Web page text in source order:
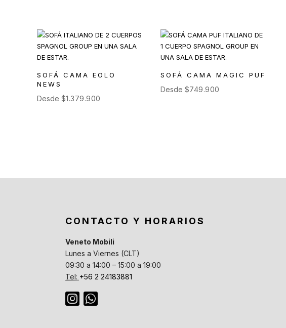
SOFÁ CAMA EOLO
NEWS
Desde $1.379.900
SOFÁ CAMA MAGIC PUF
Desde $749.900
CONTACTO Y HORARIOS
Veneto Mobili
Lunes a Viernes (CLT)
09:30 a 14:00 – 15:00 a 19:00
Tel: +56 2 24183881